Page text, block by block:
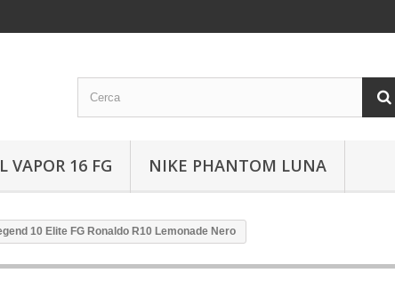
VAPOR 16 FG NIKE PHANTOM LUNA
10 Elite FG Ronaldo R10 Lemonade Nero